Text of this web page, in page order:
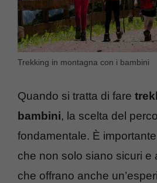
Trekking in montagna con i bambini
Quando si tratta di fare
bambini, la scelta del
fondamentale. È
che non solo siano sicuri e
che offrano anche